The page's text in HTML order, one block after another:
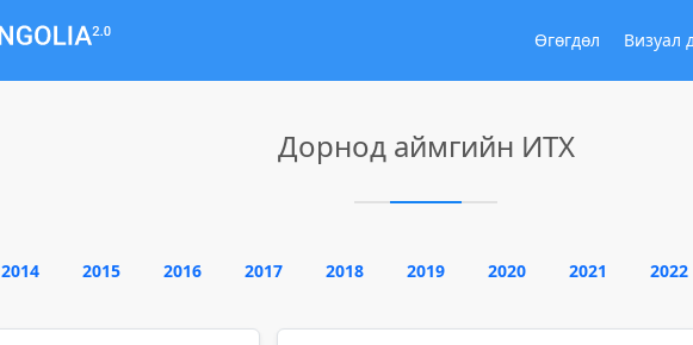
Өгөгдөл Визуал
Дорнод аймгийн ИТХ
2014 2015 2016 2017 2018 2019 2020 2021 2022